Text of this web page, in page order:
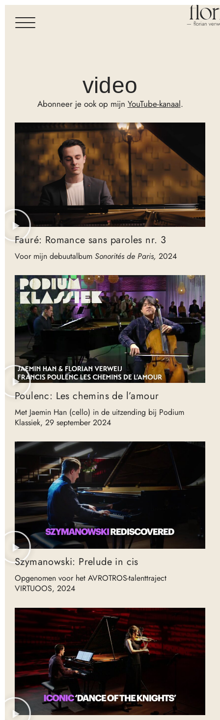
— florian
video
Abonneer je ook op mijn YouTube-kanaal.
Fauré: Romance sans paroles nr. 3
Voor mijn debuutalbum Sonorités de Paris, 2024
Poulenc: Les chemins de l’amour
Met Jaemin Han (cello) in de uitzending bij Podium
Klassiek, 29 september 2024
Szymanowski: Prelude in cis
Opgenomen voor het AVROTROS-talenttraject
VIRTUOOS, 2024